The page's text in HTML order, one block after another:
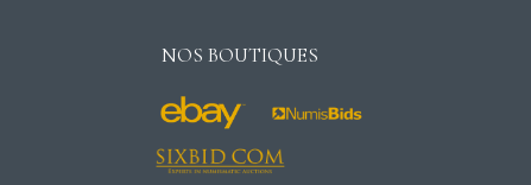
NOS BOUTIQUES